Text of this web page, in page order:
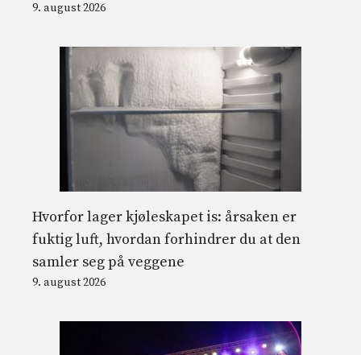
9. august 2026
Hvorfor lager kjøleskapet is: årsaken er
fuktig luft, hvordan forhindrer du at den
samler seg på veggene
9. august 2026